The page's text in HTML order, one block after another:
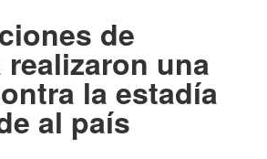
de
una
la estadía
al país